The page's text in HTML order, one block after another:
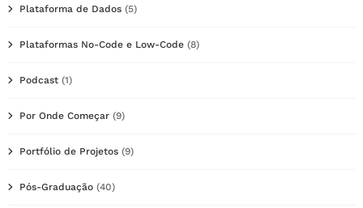
Plataforma de Dados (5)
Plataformas No-Code e Low-Code (8)
Podcast (1)
Por Onde Começar (9)
Portfólio de Projetos (9)
Pós-Graduação (40)